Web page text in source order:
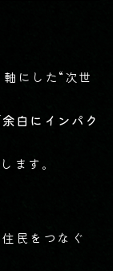
にした“次世
余白にインパク
ます。
民をつなぐ